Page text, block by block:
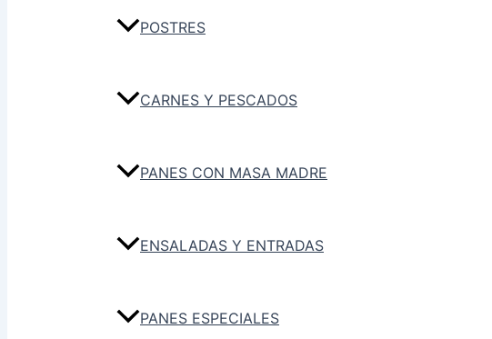
POSTRES
CARNES Y PESCADOS
PANES CON MASA MADRE
ENSALADAS Y ENTRADAS
PANES ESPECIALES